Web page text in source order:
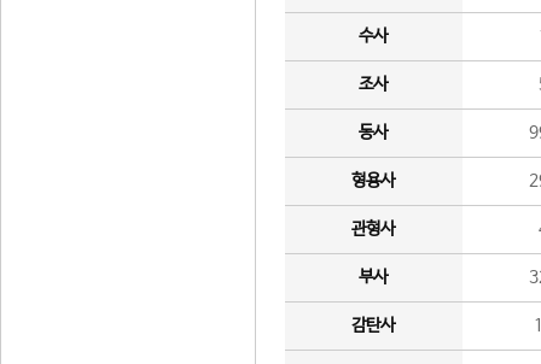
수사
조사
동사
형용사
관형사
부사
감탄사